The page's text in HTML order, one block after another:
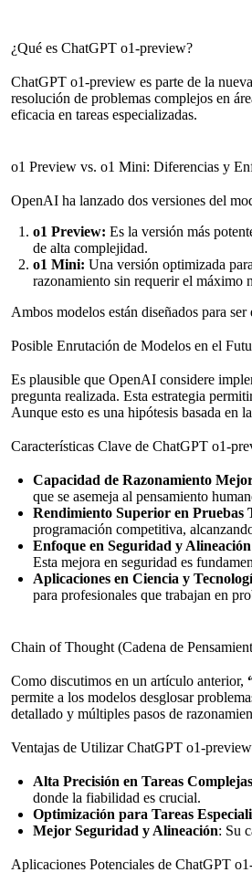
¿Qué es ChatGPT o1-preview?
ChatGPT o1-preview es parte de la
resolución de problemas complejos en
eficacia en tareas especializadas.
o1 Preview vs. o1 Mini: Diferencias y
OpenAI ha lanzado dos versiones del
o1 Preview: Es la versión más
de alta complejidad.
o1 Mini: Una versión optimizada
razonamiento sin requerir el máximo
Ambos modelos están diseñados para
Posible Enrutación de Modelos en el
Es plausible que OpenAI considere
pregunta realizada. Esta estrategia
Aunque esto es una hipótesis basada
Características Clave de ChatGPT o1-
Capacidad de Razonamiento
que se asemeja al pensamiento
Rendimiento Superior en Pruebas
programación competitiva,
Enfoque en Seguridad y
Esta mejora en seguridad es
Aplicaciones en Ciencia y
para profesionales que trabajan en
Chain of Thought (Cadena de
Como discutimos en un artículo anterior,
permite a los modelos desglosar
detallado y múltiples pasos de
Ventajas de Utilizar ChatGPT o1-preview
Alta Precisión en Tareas
donde la fiabilidad es crucial.
Optimización para Tareas
Mejor Seguridad y Alineación: Su
Aplicaciones Potenciales de ChatGPT